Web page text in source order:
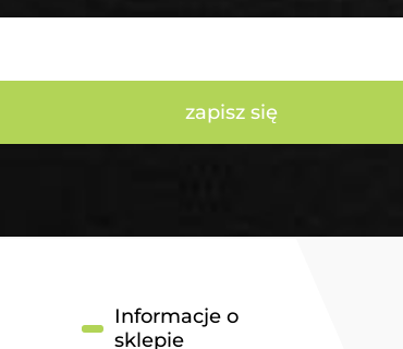
zapisz się
Informacje o
sklepie